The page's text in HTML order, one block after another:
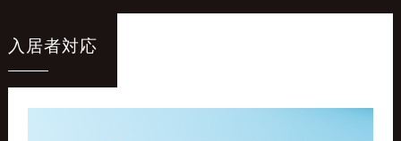
入居者対応